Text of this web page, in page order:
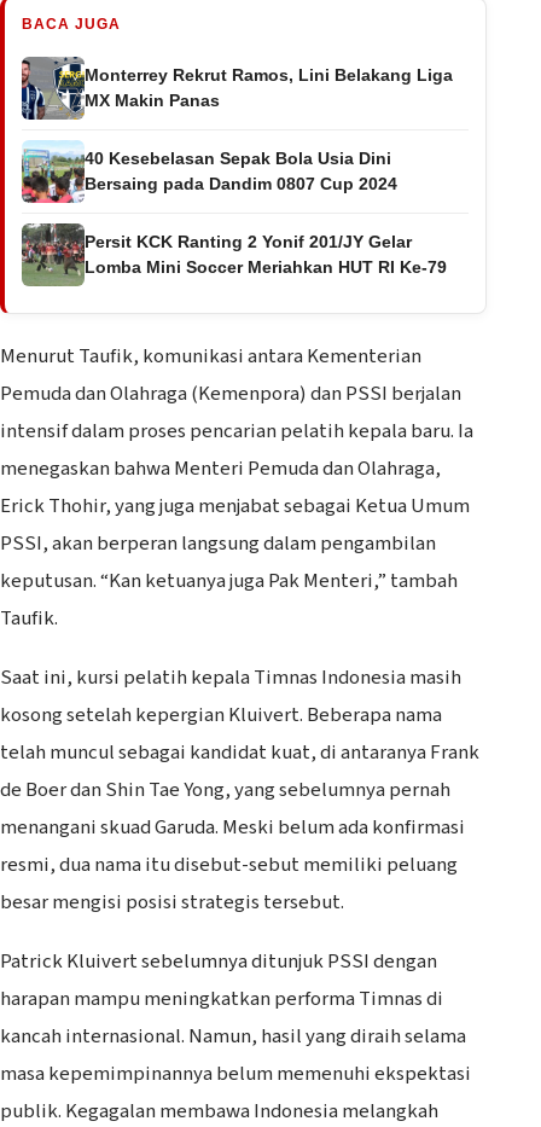
BACA JUGA
Monterrey Rekrut Ramos, Lini Belakang Liga
MX Makin Panas
40 Kesebelasan Sepak Bola Usia Dini
Bersaing pada Dandim 0807 Cup 2024
Persit KCK Ranting 2 Yonif 201/JY Gelar
Lomba Mini Soccer Meriahkan HUT RI Ke-79
Menurut Taufik, komunikasi antara Kementerian
Pemuda dan Olahraga (Kemenpora) dan PSSI berjalan
intensif dalam proses pencarian pelatih kepala baru. Ia
menegaskan bahwa Menteri Pemuda dan Olahraga,
Erick Thohir, yang juga menjabat sebagai Ketua Umum
PSSI, akan berperan langsung dalam pengambilan
keputusan. “Kan ketuanya juga Pak Menteri,” tambah
Taufik.
Saat ini, kursi pelatih kepala Timnas Indonesia masih
kosong setelah kepergian Kluivert. Beberapa nama
telah muncul sebagai kandidat kuat, di antaranya Frank
de Boer dan Shin Tae Yong, yang sebelumnya pernah
menangani skuad Garuda. Meski belum ada konfirmasi
resmi, dua nama itu disebut-sebut memiliki peluang
besar mengisi posisi strategis tersebut.
Patrick Kluivert sebelumnya ditunjuk PSSI dengan
harapan mampu meningkatkan performa Timnas di
kancah internasional. Namun, hasil yang diraih selama
masa kepemimpinannya belum memenuhi ekspektasi
publik. Kegagalan membawa Indonesia melangkah